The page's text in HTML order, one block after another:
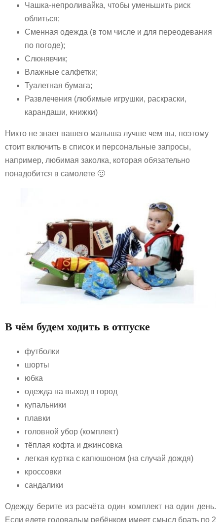
Чашка-непроливайка, чтобы уменьшить риск
облиться;
Сменная одежда (в том числе и для переодевания
по погоде);
Слюнявчик;
Влажные салфетки;
Туалетная бумага;
Развлечения (любимые игрушки, раскраски,
карандаши, книжки)
Никто не знает вашего малыша лучше чем вы, поэтому
стоит включить в список и персональные запросы,
например, любимая заколка, которая обязательно
понадобится в самолете 🙂
В чём будем ходить в отпуске
футболки
шорты
юбка
одежда на выход в город
купальники
плавки
головной убор (комплект)
тёплая кофта и джинсовка
легкая куртка с капюшоном (на случай дождя)
кроссовки
сандалики
Одежду берите из расчёта один комплект на один день.
Если едете годовалым ребёнком имеет смысл брать по 2